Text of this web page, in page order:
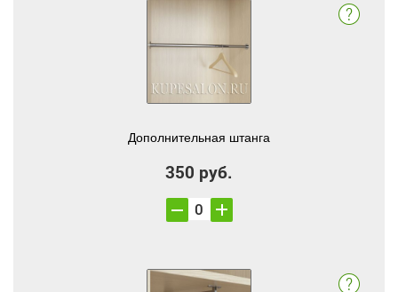
Дополнительная штанга
350 руб.